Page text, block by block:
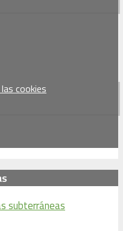
cookies
subterráneas